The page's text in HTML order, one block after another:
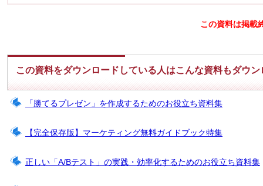
この資料は掲載
この資料をダウンロードしている人はこんな資料もダウ
「勝てるプレゼン」を作成するためのお役立ち資料集
【完全保存版】マーケティング無料ガイドブック特集
正しい「A/Bテスト」の実践・効率化するためのお役立ち資料集